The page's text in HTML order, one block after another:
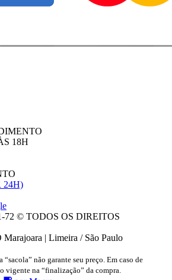
18H
24H)
72 © TODOS OS DIREITOS
Marajoara | Limeira / São Paulo
não garante seu preço. Em caso de
vigente na “finalização” da compra.